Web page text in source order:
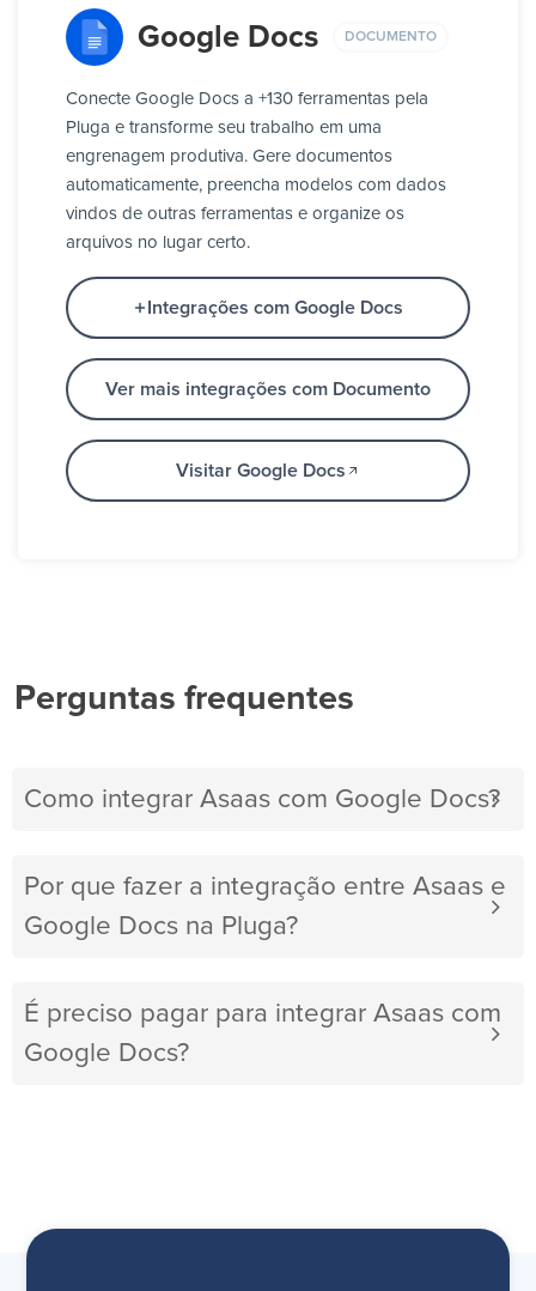
Google Docs DOCUMENTO
Conecte Google Docs a +130 ferramentas pela
Pluga e transforme seu trabalho em uma
engrenagem produtiva. Gere documentos
automaticamente, preencha modelos com dados
vindos de outras ferramentas e organize os
arquivos no lugar certo.
Integrações com Google Docs
Ver mais integrações com Documento
Visitar Google Docs
Perguntas frequentes
Como integrar Asaas com Google Docs?
Por que fazer a integração entre Asaas e
Google Docs na Pluga?
É preciso pagar para integrar Asaas com
Google Docs?